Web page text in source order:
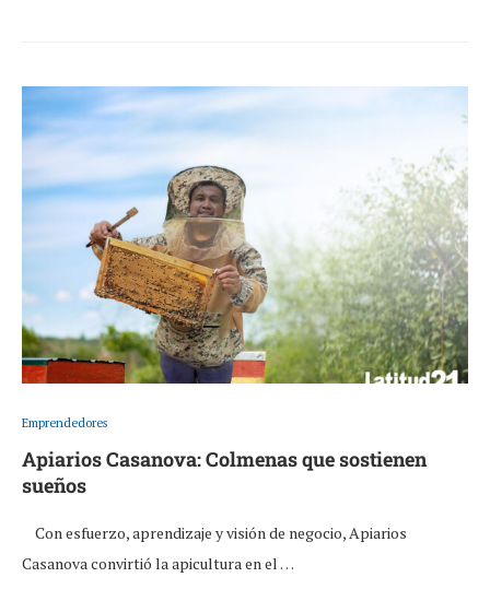
Emprendedores
Apiarios Casanova: Colmenas que sostienen
sueños
Con esfuerzo, aprendizaje y visión de negocio, Apiarios
Casanova convirtió la apicultura en el …